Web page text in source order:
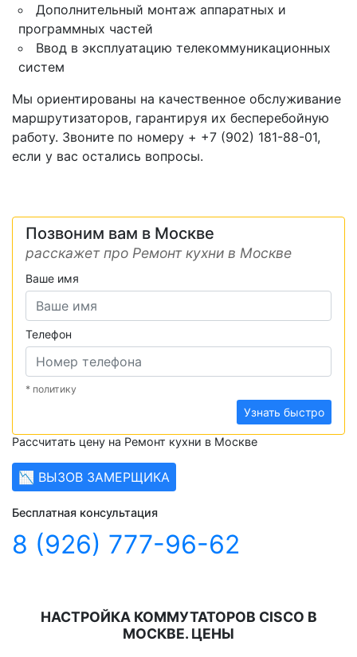
Дополнительный монтаж аппаратных и
программных частей
Ввод в эксплуатацию телекоммуникационных
систем
Мы ориентированы на качественное обслуживание
маршрутизаторов, гарантируя их бесперебойную
работу. Звоните по номеру + +7 (902) 181-88-01,
если у вас остались вопросы.
Позвоним вам в Москве
расскажет про Ремонт кухни в Москве
Ваше имя
Телефон
* политику
Узнать быстро
Рассчитать цену на Ремонт кухни в Москве
📉 ВЫЗОВ ЗАМЕРЩИКА
Бесплатная консультация
8 (926) 777-96-62
НАСТРОЙКА КОММУТАТОРОВ CISCO В
МОСКВЕ. ЦЕНЫ